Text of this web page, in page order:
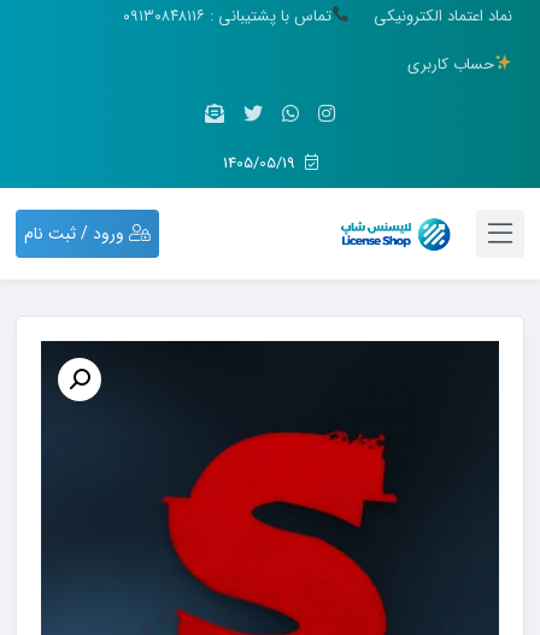
نماد اعتماد الکترونیکی
تماس با پشتیبانی : ۰۹۱۳۰۸۴۸۱۱۶
حساب کاربری
ورود / ثبت نام